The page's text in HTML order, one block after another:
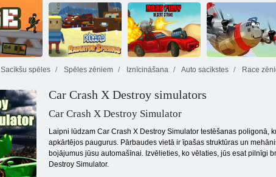
Augstas
sacīkstes 2
Vajāšana uz ielas
Mini sacīkšu
skriešanās
Kogama:
Radiatora avoti
Fury tuksneša
streika ceļš
Sacīkšu spēles Spēles zēniem Iznīcināšana Auto sacīkstes Race
Car Crash X Destroy simulators
Car Crash X Destroy Simulator
Laipni lūdzam Car Crash X Destroy Simulator testēšanas
apkārtējos paugurus. Pārbaudes vietā ir īpašas struktūras un
bojājumus jūsu automašīnai. Izvēlieties, ko vēlaties, jūs esat pilnīgi
Destroy Simulator.